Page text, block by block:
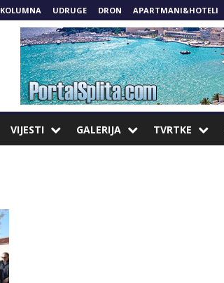
KOLUMNA UDRUGE DRON APARTMANI&HOTELI
VIJESTI GALERIJA TVRTKE